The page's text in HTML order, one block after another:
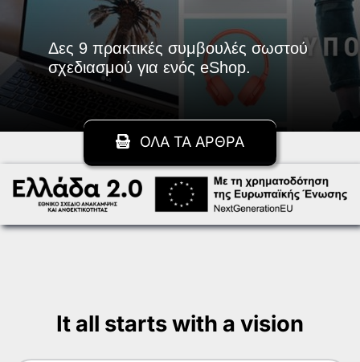
Δες 9 πρακτικές συμβουλές σωστού
σχεδιασμού για ενός eShop.
ΟΛΑ ΤΑ ΑΡΘΡΑ
It all starts with a vision